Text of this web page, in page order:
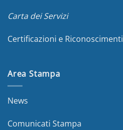
Carta dei Servizi
Certificazioni e Riconoscimenti
Area Stampa
News
Comunicati Stampa